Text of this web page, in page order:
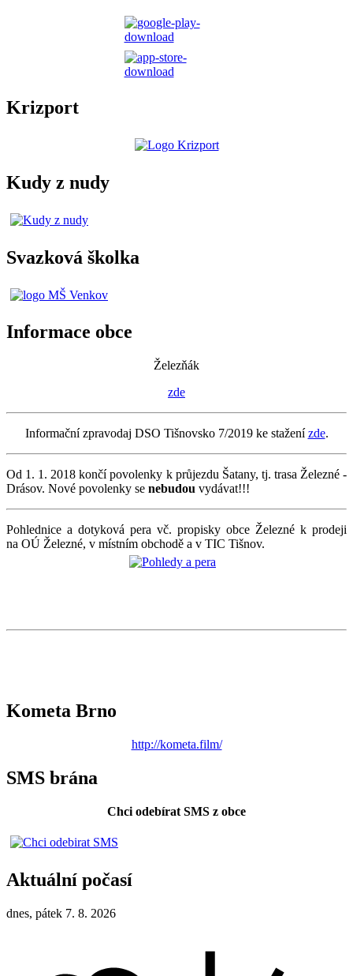
Krizport
Kudy z nudy
Svazková školka
Informace obce
Železňák
zde
Informační zpravodaj DSO Tišnovsko 7/2019 ke staženízde.
Od 1. 1. 2018 končí povolenky k průjezdu Šatany, tj. trasa Železné -
Drásov. Nové povolenky se nebudou vydávat!!!
Pohlednice a dotyková pera vč. propisky obce Železné k prodeji
na OÚ Železné, v místním obchodě a v TIC Tišnov.
Kometa Brno
http://kometa.film/
SMS brána
Chci odebírat SMS z obce
Aktuální počasí
dnes, pátek 7. 8. 2026